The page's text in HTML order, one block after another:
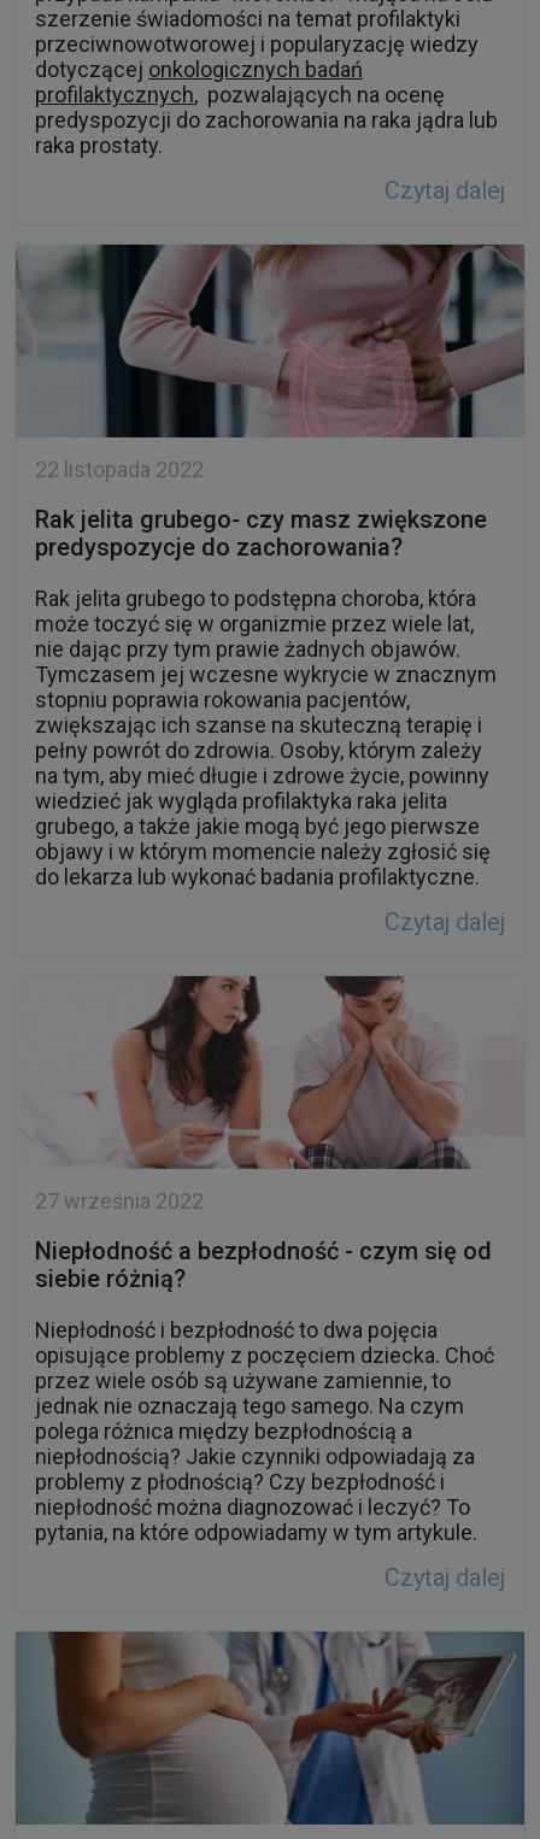
szerzenie świadomości na temat profilaktyki
przeciwnowotworowej i popularyzację wiedzy
dotyczącej onkologicznych badań
profilaktycznych, pozwalających na ocenę
predyspozycji do zachorowania na raka jądra lub
raka prostaty.
Czytaj dalej
22 listopada 2022
Rak jelita grubego- czy masz zwiększone
predyspozycje do zachorowania?
Rak jelita grubego to podstępna choroba, która
może toczyć się w organizmie przez wiele lat,
nie dając przy tym prawie żadnych objawów.
Tymczasem jej wczesne wykrycie w znacznym
stopniu poprawia rokowania pacjentów,
zwiększając ich szanse na skuteczną terapię i
pełny powrót do zdrowia. Osoby, którym zależy
na tym, aby mieć długie i zdrowe życie, powinny
wiedzieć jak wygląda profilaktyka raka jelita
grubego, a także jakie mogą być jego pierwsze
objawy i w którym momencie należy zgłosić się
do lekarza lub wykonać badania profilaktyczne.
Czytaj dalej
27 września 2022
Niepłodność a bezpłodność - czym się od
siebie różnią?
Niepłodność i bezpłodność to dwa pojęcia
opisujące problemy z poczęciem dziecka. Choć
przez wiele osób są używane zamiennie, to
jednak nie oznaczają tego samego. Na czym
polega różnica między bezpłodnością a
niepłodnością? Jakie czynniki odpowiadają za
problemy z płodnością? Czy bezpłodność i
niepłodność można diagnozować i leczyć? To
pytania, na które odpowiadamy w tym artykule.
Czytaj dalej